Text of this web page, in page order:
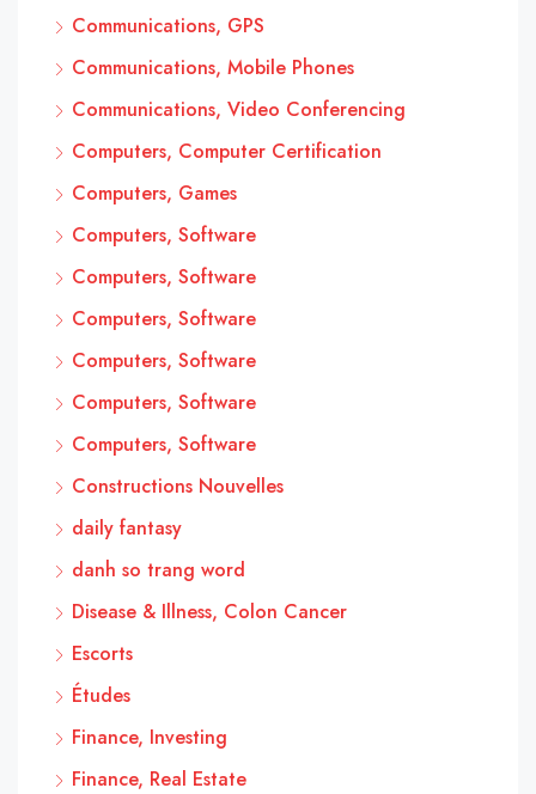
Communications, GPS
Communications, Mobile Phones
Communications, Video Conferencing
Computers, Computer Certification
Computers, Games
Computers, Software
Computers, Software
Computers, Software
Computers, Software
Computers, Software
Computers, Software
Constructions Nouvelles
daily fantasy
danh so trang word
Disease & Illness, Colon Cancer
Escorts
Études
Finance, Investing
Finance, Real Estate